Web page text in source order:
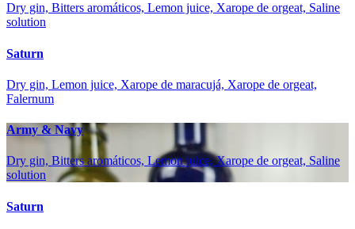
Dry gin, Bitters aromáticos, Lemon juice, Xarope de orgeat, Saline
solution
Saturn
Dry gin, Lemon juice, Xarope de maracujá, Xarope de orgeat,
Falernum
Army & Navy
Dry gin, Bitters aromáticos, Lemon juice, Xarope de orgeat, Saline
solution
Saturn